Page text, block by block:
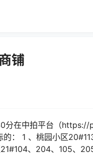
铺
分在中拍平台（
： 1 、桃园小区
、204、105、